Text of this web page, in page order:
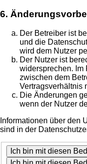
6.
Der Betreiber ist
und die
wird dem Nutzer
Der Nutzer ist
widersprechen. Im
zwischen dem
Vertragsverhältnis
Die Änderungen
wenn der Nutzer
Informationen über den
sind in der